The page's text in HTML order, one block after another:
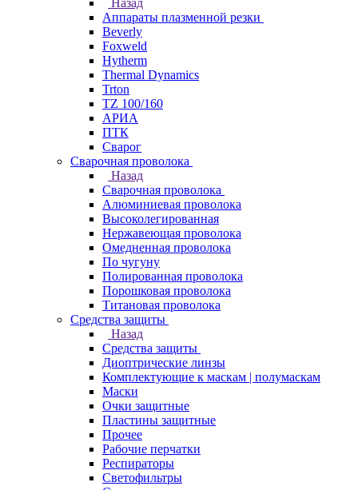
Назад
Аппараты плазменной резки
Beverly
Foxweld
Hytherm
Thermal Dynamics
Trton
TZ 100/160
АРИА
ПТК
Сварог
Сварочная проволока
Назад
Сварочная проволока
Алюминиевая проволока
Высоколегированная
Нержавеющая проволока
Омедненная проволока
По чугуну
Полированная проволока
Порошковая проволока
Титановая проволока
Средства защиты
Назад
Средства защиты
Диоптрические линзы
Комплектующие к маскам | полумаскам
Маски
Очки защитные
Пластины защитные
Прочее
Рабочие перчатки
Респираторы
Светофильтры